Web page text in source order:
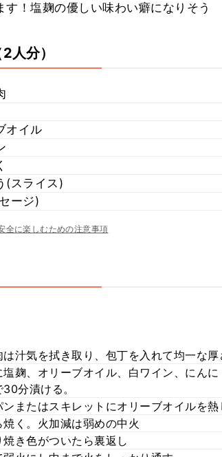
す！塩麹の優しい味わい癖になりそう
2人分）
オイル
(スライス)
ージ)
全に楽しむための注意事項
汁気を拭き取り、包丁を入れて均一な厚
塩麹、オリーブオイル、白ワイン、にん
分漬ける。
またはスキレットにオリーブオイルを熱
焼く。火加減は弱めの中火
焼き色がついたら裏返し